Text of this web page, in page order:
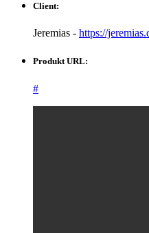
Client:
Jeremias - https://
Produkt URL:
#